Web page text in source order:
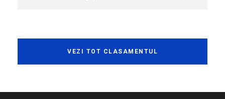
VEZI TOT CLASAMENTUL